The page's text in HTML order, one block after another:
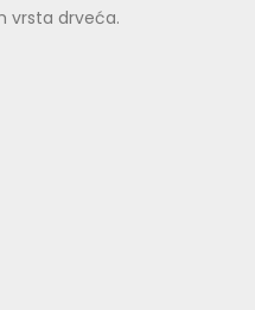
vrsta drveća.